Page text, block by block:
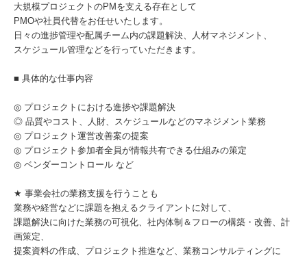
大規模プロジェクトのPMを支える存在として
PMOや社員代替をお任せいたします。
日々の進捗管理や配属チーム内の課題解決、人材マネジメント、
スケジュール管理などを行っていただきます。
■ 具体的な仕事内容
◎ プロジェクトにおける進捗や課題解決
◎ 品質やコスト、人財、スケジュールなどのマネジメント業務
◎ プロジェクト運営改善案の提案
◎ プロジェクト参加者全員が情報共有できる仕組みの策定
◎ ベンダーコントロール など
★ 事業会社の業務支援を行うことも
業務や経営などに課題を抱えるクライアントに対して、
課題解決に向けた業務の可視化、社内体制＆フローの構築・改善、計
画策定、
提案資料の作成、プロジェクト推進など、業務コンサルティングに